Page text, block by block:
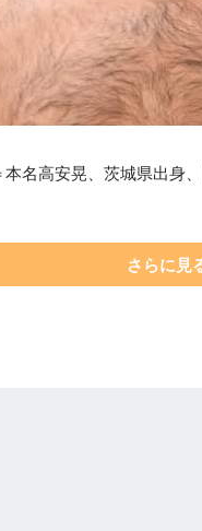
名高安晃、茨城県出身
さらに見